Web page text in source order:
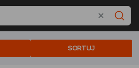
SORTUJ